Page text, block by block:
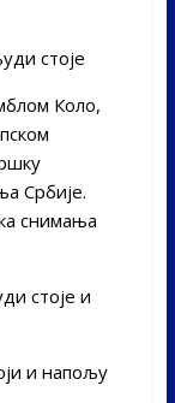
Коло,
Србије.
снимања